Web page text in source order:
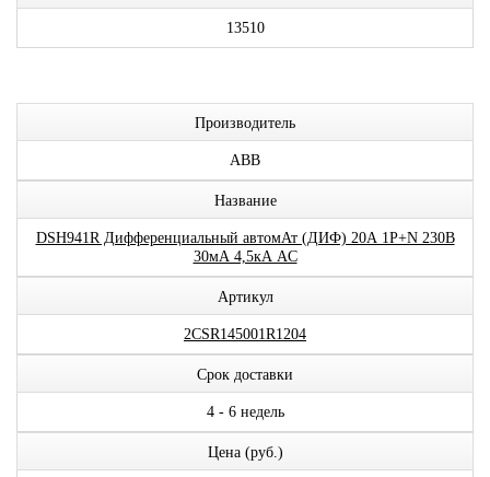
13510
Производитель
ABB
Название
DSH941R Дифференциальный автомАт (ДИФ) 20А 1P+N 230В
30мА 4,5кА AC
Артикул
2CSR145001R1204
Срок доставки
4 - 6 недель
Цена (руб.)